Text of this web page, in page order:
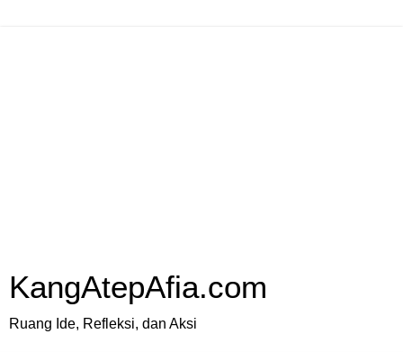
KangAtepAfia.com
Ruang Ide, Refleksi, dan Aksi